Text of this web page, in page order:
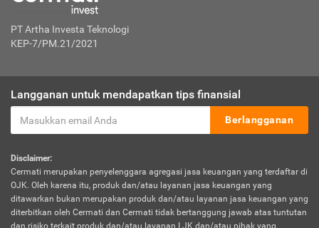
PT Artha Investa Teknologi
KEP-7/PM.21/2021
Langganan untuk mendapatkan tips finansial
Berlangganan
Disclaimer:
Cermati merupakan penyelenggara agregasi jasa keuangan yang terdaftar di
OJK. Oleh karena itu, produk dan/atau layanan jasa keuangan yang
ditawarkan bukan merupakan produk dan/atau layanan jasa keuangan yang
diterbitkan oleh Cermati dan Cermati tidak bertanggung jawab atas tuntutan
dan risiko terkait produk dan/atau layanan LJK dan/atau pihak yang